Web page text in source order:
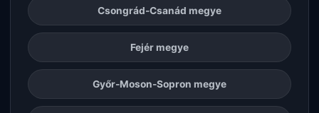
Csongrád-Csanád megye
Fejér megye
Győr-Moson-Sopron megye